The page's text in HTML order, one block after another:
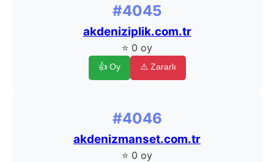
#4045
akdeniziplik.com.tr
⭐ 0 oy
👍 Oy ⚠️ Zararlı
#4046
akdenizmanset.com.tr
⭐ 0 oy